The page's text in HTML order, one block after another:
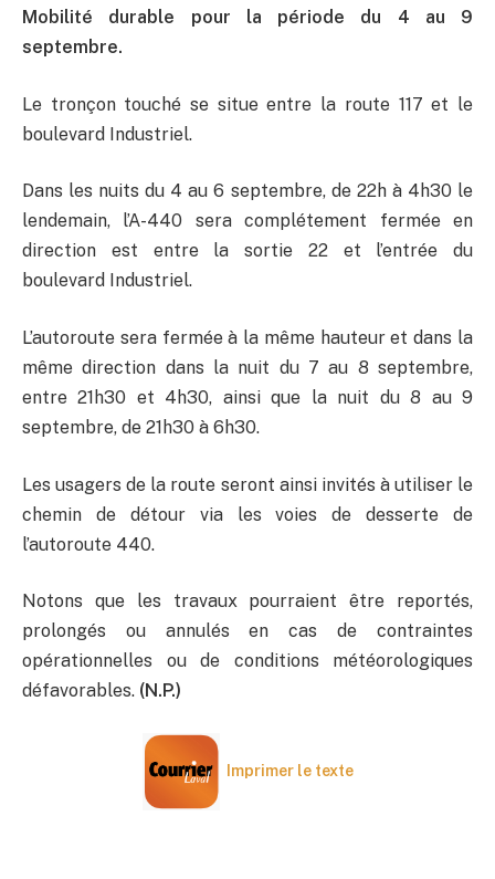
Mobilité durable pour la période du 4 au 9
septembre.
Le tronçon touché se situe entre la route 117 et le
boulevard Industriel.
Dans les nuits du 4 au 6 septembre, de 22h à 4h30 le
lendemain, l’A-440 sera complétement fermée en
direction est entre la sortie 22 et l’entrée du
boulevard Industriel.
L’autoroute sera fermée à la même hauteur et dans la
même direction dans la nuit du 7 au 8 septembre,
entre 21h30 et 4h30, ainsi que la nuit du 8 au 9
septembre, de 21h30 à 6h30.
Les usagers de la route seront ainsi invités à utiliser le
chemin de détour via les voies de desserte de
l’autoroute 440.
Notons que les travaux pourraient être reportés,
prolongés ou annulés en cas de contraintes
opérationnelles ou de conditions météorologiques
défavorables. (N.P.)
Imprimer le texte